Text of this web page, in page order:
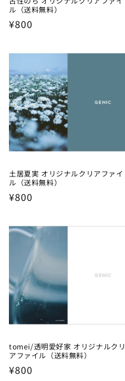
ル（送料無料）
Regular
¥800
土居夏実 オリジナルクリアファイ
ル（送料無料）
Regular
¥800
tomei/透明愛好家 オリジナルクリ
アファイル（送料無料）
Regular
¥800